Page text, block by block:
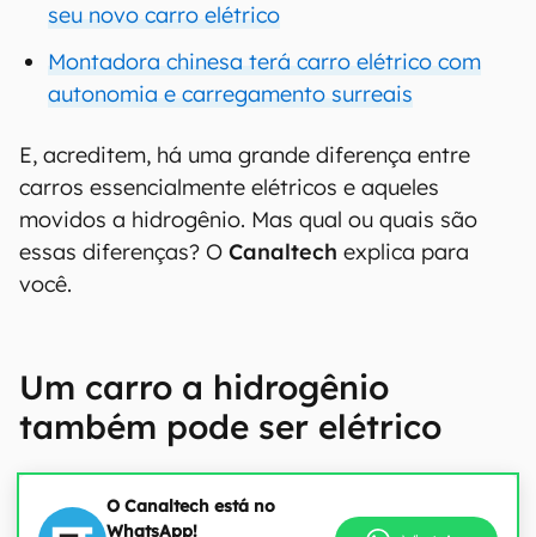
seu novo carro elétrico
Montadora chinesa terá carro elétrico com
autonomia e carregamento surreais
E, acreditem, há uma grande diferença entre
carros essencialmente elétricos e aqueles
movidos a hidrogênio. Mas qual ou quais são
essas diferenças? O Canaltech explica para
você.
Um carro a hidrogênio
também pode ser elétrico
O Canaltech está no
WhatsApp!